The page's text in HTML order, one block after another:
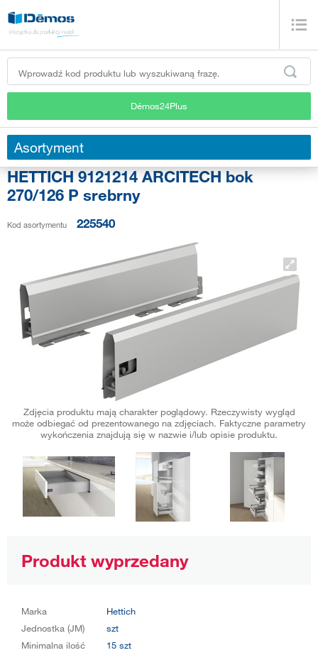
Démos24Plus
Asortyment
HETTICH 9121214 ARCITECH bok
270/126 P srebrny
Kod asortymentu 225540
Zdjęcia produktu mają charakter poglądowy. Rzeczywisty wygląd
może odbiegać od prezentowanego na zdjęciach. Faktyczne parametry
wykończenia znajdują się w nazwie i/lub opisie produktu.
Produkt wyprzedany
Marka
Hettich
Jednostka (JM)
szt
Minimalna ilość
15 szt